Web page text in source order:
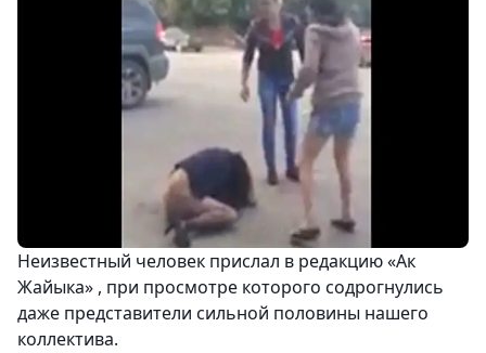
Неизвестный человек прислал в редакцию «Ак
Жайыка» , при просмотре которого содрогнулись
даже представители сильной половины нашего
коллектива.